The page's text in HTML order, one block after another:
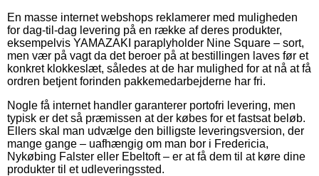
En masse internet webshops reklamerer med muligheden
for dag-til-dag levering på en række af deres produkter,
eksempelvis YAMAZAKI paraplyholder Nine Square – sort,
men vær på vagt da det beroer på at bestillingen laves før et
konkret klokkeslæt, således at de har mulighed for at nå at få
ordren betjent forinden pakkemedarbejderne har fri.
Nogle få internet handler garanterer portofri levering, men
typisk er det så præmissen at der købes for et fastsat beløb.
Ellers skal man udvælge den billigste leveringsversion, der
mange gange – uafhængig om man bor i Fredericia,
Nykøbing Falster eller Ebeltoft – er at få dem til at køre dine
produkter til et udleveringssted.